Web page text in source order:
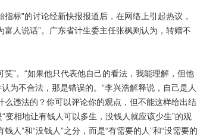
”的讨论经新快报报道后，在网络上引起热议，
人说话”。广东省计生委主任张枫则认为，转赠不
”。“如果他只代表他自己的看法，我能理解，但他
为不合法，那是错误的。”李兴浩解释说，自己是人
么违法的？你可以评论你的观点，但不能这样给出结
变相地让有钱人可以多生，没钱人就应该少生”的观
人”和“没钱人”之分，而是“有需要的人”和“没需要的